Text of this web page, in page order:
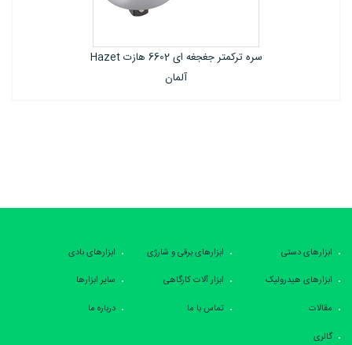
ابزارهای دستی ابزارهای برقی و شارژی
ابزارهای بادی
ابزارهای هیدرولیک
ابزار آلات کارگاهی
سایر ابزارها
مقالات
تماس با ما
درباره ما
گالری